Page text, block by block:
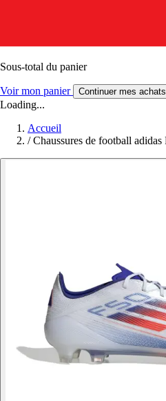
Sous-total du panier
Voir mon panier Continuer mes achats
Loading...
Accueil
/ Chaussures de football